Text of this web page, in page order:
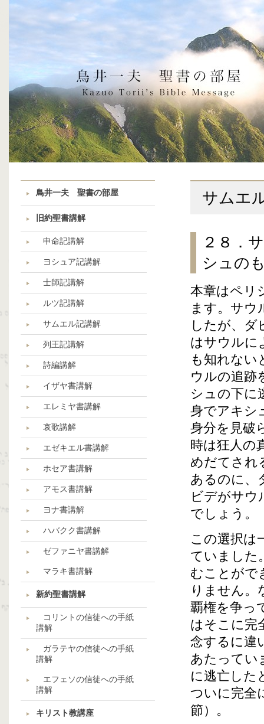
鳥井一夫 聖書の部屋
旧約聖書講解
申命記講解
ヨシュア記講解
士師記講解
ルツ記講解
サムエル記講解
列王記講解
詩編講解
イザヤ書講解
エレミヤ書講解
哀歌講解
エゼキエル書講解
ホセア書講解
アモス書講解
ヨナ書講解
ハバクク書講解
ゼファニヤ書講解
マラキ書講解
新約聖書講解
コリントの信徒への手紙
講解
ガラテヤの信徒への手紙
講解
エフェソの信徒への手紙
講解
キリスト教講座
サムエ
２８．
シュの
本章はペリ
ます。サウ
したが、ダ
はサウルに
も知れない
ウルの追跡
シュの下に
身でアキシ
身分を見破
時は狂人の
めだてされ
あるのに、
ビデがサウ
でしょう。
この選択は
ていました
むことがで
りません。
覇権を争っ
はそこに完
念するに違
あたってい
に逃亡した
ついに完全
節）。